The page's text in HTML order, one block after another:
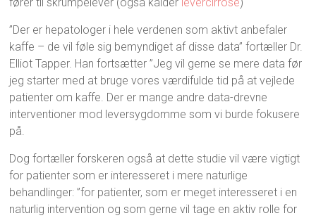
”Der er hepatologer i hele verdenen som aktivt anbefaler
kaffe – de vil føle sig bemyndiget af disse data” fortæller Dr.
Elliot Tapper. Han fortsætter ”Jeg vil gerne se mere data før
jeg starter med at bruge vores værdifulde tid på at vejlede
patienter om kaffe. Der er mange andre data-drevne
interventioner mod leversygdomme som vi burde fokusere
på.
Dog fortæller forskeren også at dette studie vil være vigtigt
for patienter som er interesseret i mere naturlige
behandlinger: ”for patienter, som er meget interesseret i en
naturlig intervention og som gerne vil tage en aktiv rolle for